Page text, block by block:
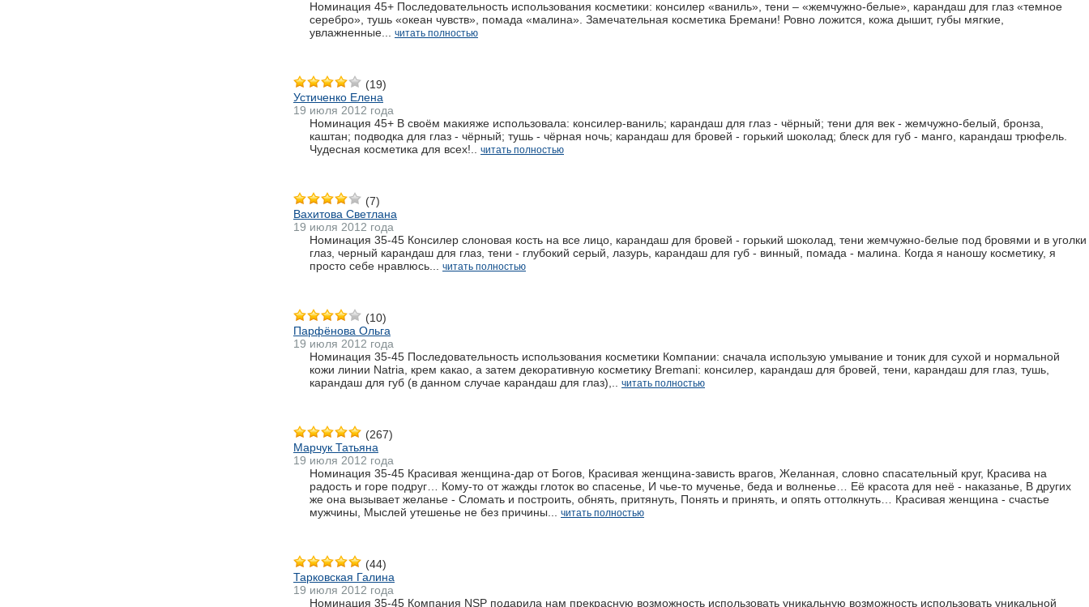
Номинация 45+ Последовательность использования косметики: консилер «ваниль», тени – «жемчужно-белые», карандаш для глаз «темное
серебро», тушь «океан чувств», помада «малина». Замечательная косметика Бремани! Ровно ложится, кожа дышит, губы мягкие,
увлажненные...
читать полностью
(19)
Устиченко Елена
19 июля 2012 года
Номинация 45+ В своём макияже использовала: консилер-ваниль; карандаш для глаз - чёрный; тени для век - жемчужно-белый, бронза,
каштан; подводка для глаз - чёрный; тушь - чёрная ночь; карандаш для бровей - горький шоколад; блеск для губ - манго, карандаш трюфель.
Чудесная косметика для всех!..
читать полностью
(7)
Вахитова Светлана
19 июля 2012 года
Номинация 35-45 Консилер слоновая кость на все лицо, карандаш для бровей - горький шоколад, тени жемчужно-белые под бровями и в уголки
глаз, черный карандаш для глаз, тени - глубокий серый, лазурь, карандаш для губ - винный, помада - малина. Когда я наношу косметику, я
просто себе нравлюсь...
читать полностью
(10)
Парфёнова Ольга
19 июля 2012 года
Номинация 35-45 Последовательность использования косметики Компании: сначала использую умывание и тоник для сухой и нормальной
кожи линии Natria, крем какао, а затем декоративную косметику Bremani: консилер, карандаш для бровей, тени, карандаш для глаз, тушь,
карандаш для губ (в данном случае карандаш для глаз),..
читать полностью
(267)
Марчук Татьяна
19 июля 2012 года
Номинация 35-45 Красивая женщина-дар от Богов, Красивая женщина-зависть врагов, Желанная, словно спасательный круг, Красива на
радость и горе подруг… Кому-то от жажды глоток во спасенье, И чье-то мученье, беда и волненье… Её красота для неё - наказанье, В других
же она вызывает желанье - Сломать и построить, обнять, притянуть, Понять и принять, и опять оттолкнуть… Красивая женщина - счастье
мужчины, Мыслей утешенье не без причины...
читать полностью
(44)
Тарковская Галина
19 июля 2012 года
Номинация 35-45 Компания NSP подарила нам прекрасную возможность использовать уникальную возможность использовать уникальной